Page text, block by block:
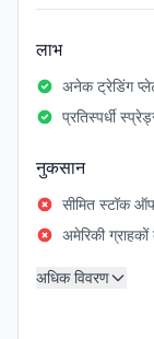
लाभ
अनेक ट्रेडिंग
प्रतिस्पर्धी
नुकसान
सीमित स्टॉक
अमेरिकी ग्राहकों
अधिक विवरण